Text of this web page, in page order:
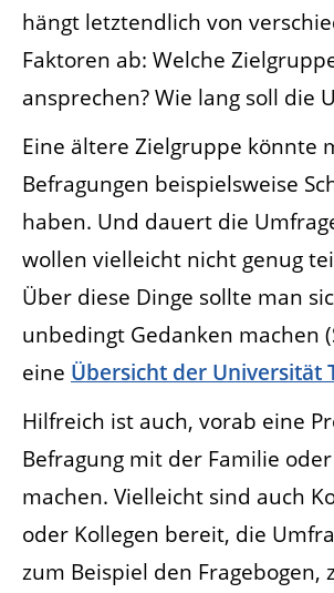
hängt letztendlich von
Faktoren ab: Welche
ansprechen? Wie lang soll die
Eine ältere Zielgruppe könnte
Befragungen beispielsweise
haben. Und dauert die
wollen vielleicht nicht genug
Über diese Dinge sollte man
unbedingt Gedanken machen
eine Übersicht der Universität
Hilfreich ist auch, vorab eine
Befragung mit der Familie
machen. Vielleicht sind auch
oder Kollegen bereit, die
zum Beispiel den Fragebogen,